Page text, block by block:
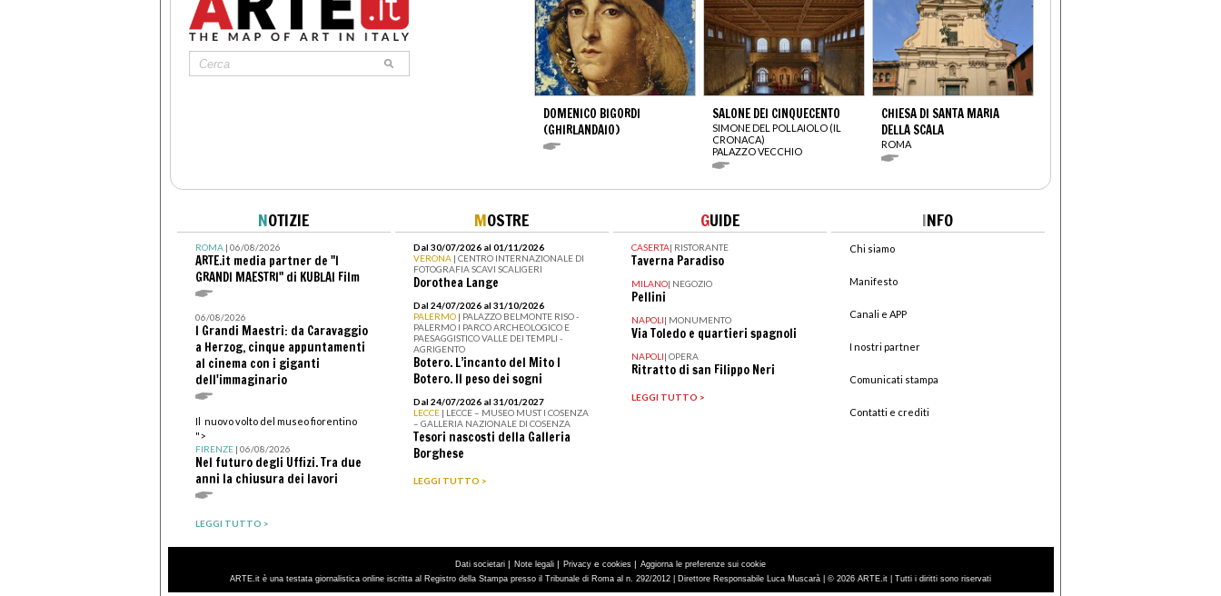
DOMENICO BIGORDI
(GHIRLANDAIO)
SALONE DEI CINQUECENTO
SIMONE DEL POLLAIOLO (IL
CRONACA)
PALAZZO VECCHIO
CHIESA DI SANTA MARIA
DELLA SCALA
ROMA
NOTIZIE
ROMA| 06/08/2026
ARTE.it media partner de "I
GRANDI MAESTRI" di KUBLAI Film
06/08/2026
I Grandi Maestri: da Caravaggio
a Herzog, cinque appuntamenti
al cinema con i giganti
dell'immaginario
Il nuovo volto del museo fiorentino
">
FIRENZE| 06/08/2026
Nel futuro degli Uffizi. Tra due
anni la chiusura dei lavori
LEGGI TUTTO >
MOSTRE
Dal 30/07/2026 al 01/11/2026
VERONA | CENTRO INTERNAZIONALE DI
FOTOGRAFIA SCAVI SCALIGERI
Dorothea Lange
Dal 24/07/2026 al 31/10/2026
PALERMO | PALAZZO BELMONTE RISO -
PALERMO I PARCO ARCHEOLOGICO E
PAESAGGISTICO VALLE DEI TEMPLI -
AGRIGENTO
Botero. L’incanto del Mito I
Botero. Il peso dei sogni
Dal 24/07/2026 al 31/01/2027
LECCE | LECCE – MUSEO MUST I COSENZA
– GALLERIA NAZIONALE DI COSENZA
Tesori nascosti della Galleria
Borghese
LEGGI TUTTO >
GUIDE
CASERTA| RISTORANTE
Taverna Paradiso
MILANO| NEGOZIO
Pellini
NAPOLI| MONUMENTO
Via Toledo e quartieri spagnoli
NAPOLI| OPERA
Ritratto di san Filippo Neri
LEGGI TUTTO >
INFO
Chi siamo
Manifesto
Canali e APP
I nostri partner
Comunicati stampa
Contatti e crediti
Dati societari | Note legali | Privacy e cookies | Aggiorna le preferenze sui cookie
ARTE.it è una testata giornalistica online iscritta al Registro della Stampa presso il Tribunale di Roma al n. 292/2012 | Direttore Responsabile Luca Muscarà | © 2026 ARTE.it | Tutti i diritti sono riservati